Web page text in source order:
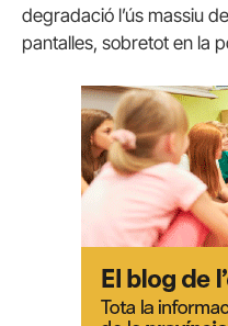
degradació l’ús massiu
pantalles, sobretot en la